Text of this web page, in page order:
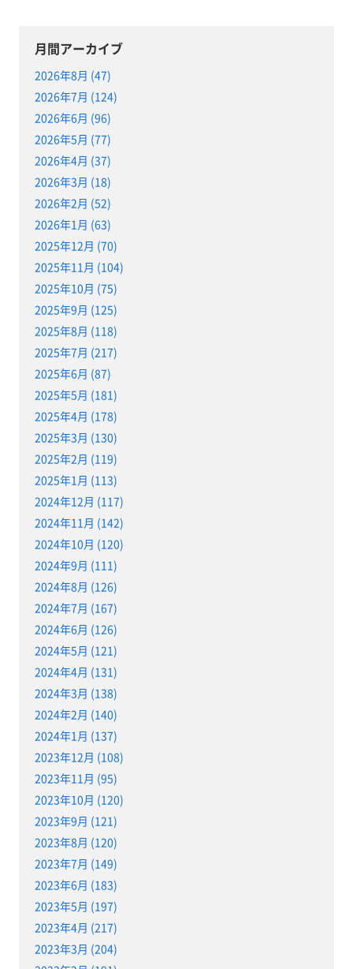
月間アーカイブ
2026年8月 (47)
2026年7月 (124)
2026年6月 (96)
2026年5月 (77)
2026年4月 (37)
2026年3月 (18)
2026年2月 (52)
2026年1月 (63)
2025年12月 (70)
2025年11月 (104)
2025年10月 (75)
2025年9月 (125)
2025年8月 (118)
2025年7月 (217)
2025年6月 (87)
2025年5月 (181)
2025年4月 (178)
2025年3月 (130)
2025年2月 (119)
2025年1月 (113)
2024年12月 (117)
2024年11月 (142)
2024年10月 (120)
2024年9月 (111)
2024年8月 (126)
2024年7月 (167)
2024年6月 (126)
2024年5月 (121)
2024年4月 (131)
2024年3月 (138)
2024年2月 (140)
2024年1月 (137)
2023年12月 (108)
2023年11月 (95)
2023年10月 (120)
2023年9月 (121)
2023年8月 (120)
2023年7月 (149)
2023年6月 (183)
2023年5月 (197)
2023年4月 (217)
2023年3月 (204)